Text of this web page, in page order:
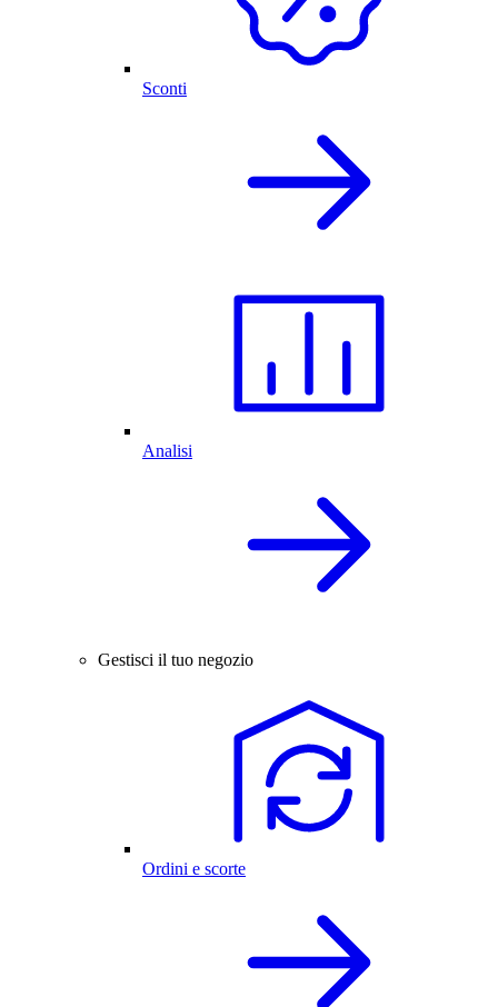
Sconti
Analisi
Gestisci il tuo negozio
Ordini e scorte